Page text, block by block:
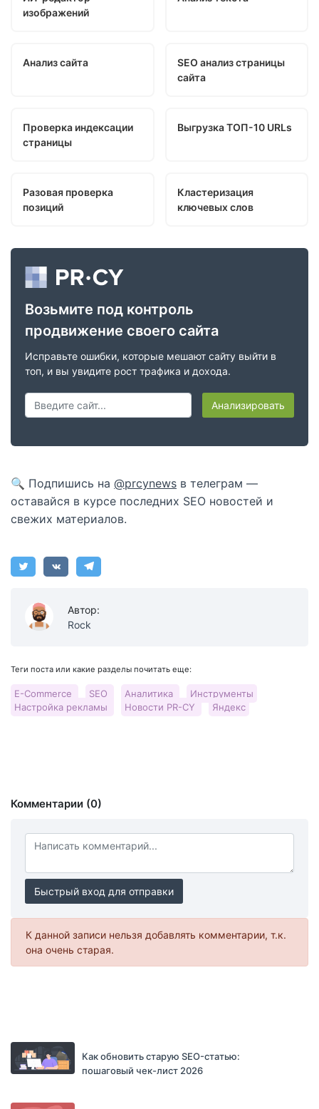
изображений
Анализ сайта
SEO анализ страницы
сайта
Проверка индексации
страницы
Выгрузка ТОП-10 URLs
Разовая проверка
позиций
Кластеризация
ключевых слов
Возьмите под контроль
продвижение своего сайта
Исправьте ошибки, которые мешают сайту выйти в
топ, и вы увидите рост трафика и дохода.
Анализировать
🔍 Подпишись на @prcynews в телеграм —
оставайся в курсе последних SEO новостей и
свежих материалов.
Автор:
Rock
Теги поста или какие разделы почитать еще:
E-Commerce SEO Аналитика
Инструменты
Настройка рекламы
Новости PR-CY Яндекс
Комментарии (0)
Быстрый вход для отправки
К данной записи нельзя добавлять комментарии, т.к.
она очень старая.
Как обновить старую SEO-статью:
пошаговый чек-лист 2026